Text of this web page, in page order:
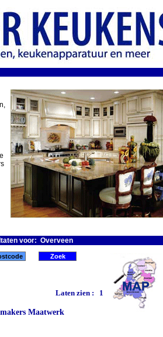
voor: Overveen
Laten zien : 1
Maatwerk